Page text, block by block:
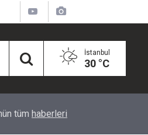
İstanbul
30 °C
Kadınlar İçin Olay Teklif:
tüm haberleri